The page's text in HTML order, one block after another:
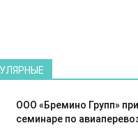
ООО «Бремино Групп»
семинаре по